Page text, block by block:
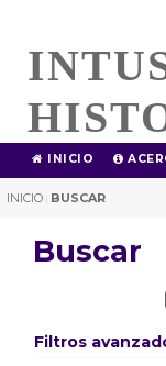
INICIO
INICIO | BUSCAR
Buscar
Filtros